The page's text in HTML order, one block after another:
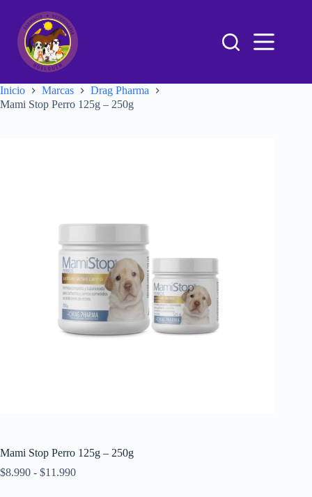
Inicio Marcas
Drag Pharma
Mami Stop Perro 125g – 250g
Mami Stop Perro 125g – 250g
$8.990 - $11.990